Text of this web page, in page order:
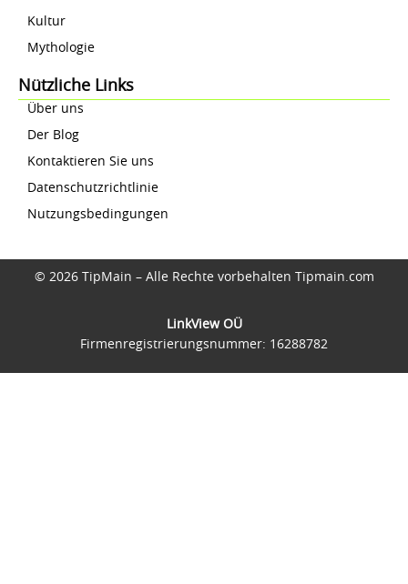
Kultur
Mythologie
Nützliche Links
Über uns
Der Blog
Kontaktieren Sie uns
Datenschutzrichtlinie
Nutzungsbedingungen
© 2026 TipMain – Alle Rechte vorbehalten Tipmain.com
LinkView OÜ
Firmenregistrierungsnummer: 16288782